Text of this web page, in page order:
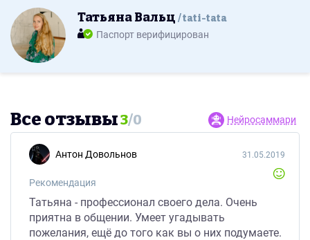
Татьяна Вальц tati-tata
Паспорт верифицирован
Все отзывы3/0 Нейросаммари
Антон Довольнов
Рекомендация
31.05.2019
Татьяна - профессионал своего дела. Очень
приятна в общении. Умеет угадывать
пожелания, ещё до того как вы о них подумаете.